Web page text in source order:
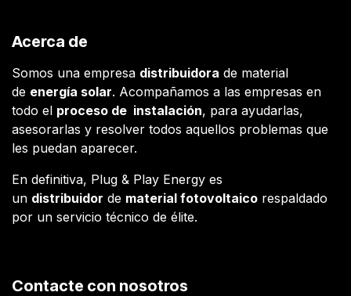
Acerca de
Somos una empresa distribuidora de material
de energía solar. Acompañamos a las empresas en
todo el proceso de instalación, para ayudarlas,
asesorarlas y resolver todos aquellos problemas que
les puedan aparecer.
En definitiva, Plug & Play Energy es
un distribuidor de material fotovoltaico respaldado
por un servicio técnico de élite.
Contacte con nosotros